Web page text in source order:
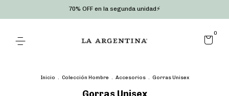
70% OFF en la segunda unidad⚡
0
Inicio . Colección Hombre . Accesorios . Gorras Unisex